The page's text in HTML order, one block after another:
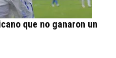
que no ganaron un